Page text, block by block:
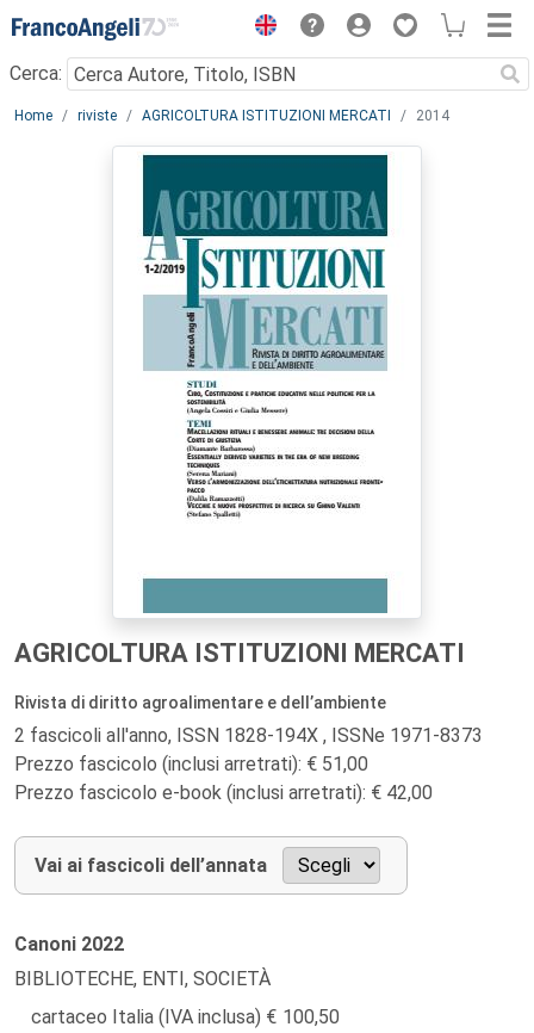
Menu
Cerca:
Main content
Home riviste AGRICOLTURA ISTITUZIONI MERCATI 2014
AGRICOLTURA ISTITUZIONI MERCATI
Rivista di diritto agroalimentare e dell’ambiente
2 fascicoli all'anno, ISSN 1828-194X , ISSNe 1971-8373
Prezzo fascicolo (inclusi arretrati): € 51,00
Prezzo fascicolo e-book (inclusi arretrati): € 42,00
Vai ai fascicoli dell’annata
Canoni 2022
BIBLIOTECHE, ENTI, SOCIETÀ
cartaceo Italia (IVA inclusa)
100,50